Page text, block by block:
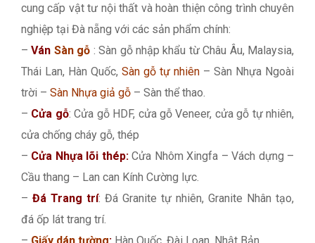
cung cấp vật tư nội thất và hoàn thiện công trình chuyên
nghiệp tại Đà nẵng với các sản phẩm chính:
–Ván Sàn gỗ : Sàn gỗ nhập khẩu từ Châu Âu, Malaysia,
Thái Lan, Hàn Quốc, Sàn gỗ tự nhiên – Sàn Nhựa Ngoài
trời – Sàn Nhựa giả gỗ – Sàn thể thao.
– Cửa gỗ: Cửa gỗ HDF, cửa gỗ Veneer, cửa gỗ tự nhiên,
cửa chống cháy gỗ, thép
– Cửa Nhựa lõi thép:Cửa Nhôm Xingfa – Vách dựng –
Cầu thang – Lan can Kính Cường lực.
– Đá Trang trí: Đá Granite tự nhiên, Granite Nhân tạo,
đá ốp lát trang trí.